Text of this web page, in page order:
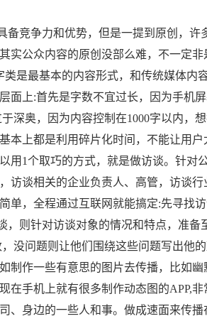
备竞争力和优势，但是一提到原创，许
实公众内容的原创没部么难，不一定非
是最基本的内容形式，和传统媒体内
面上:首先是字数不宜过长，因为手机
深奥，因为内容控制在1000字以内，
本上都是利用碎片化时间，不能让用户
用1个取巧的方式，就是做访谈。针对
访谈相关的企业负责人、高管，访谈行
单，全程通过互联网就能搞定:先寻找
则针对访谈对象的情况和特点，准备
没问题则让他们围绕这些问题写出他
制作一些有意思的图片去传播，比如幽
在手机上就有很多制作动态图的APP,非
、身边的一些人和事。做成速面来传播